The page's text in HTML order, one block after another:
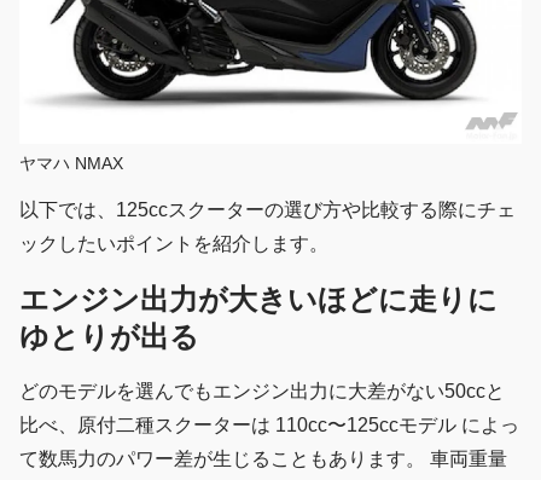
ヤマハ NMAX
以下では、125ccスクーターの選び方や比較する際にチェ
ックしたいポイントを紹介します。
エンジン出力が大きいほどに走りに
ゆとりが出る
どのモデルを選んでもエンジン出力に大差がない50ccと
比べ、原付二種スクーターは 110cc〜125ccモデル によっ
て数馬力のパワー差が生じることもあります。 車両重量